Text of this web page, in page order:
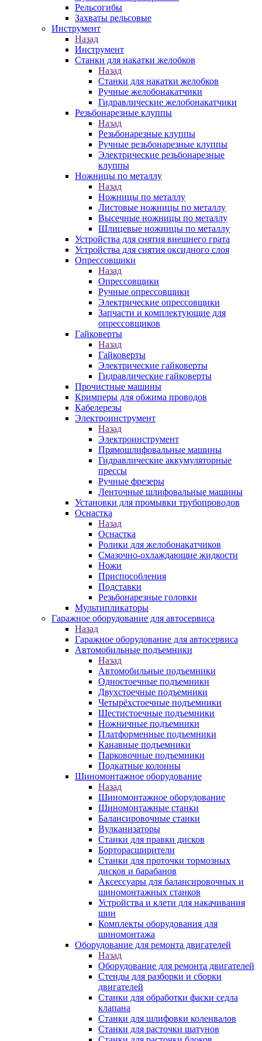
Рельсогибы
Захваты рельсовые
Инструмент
Назад
Инструмент
Станки для накатки желобков
Назад
Станки для накатки желобков
Ручные желобонакатчики
Гидравлические желобонакатчики
Резьбонарезные клуппы
Назад
Резьбонарезные клуппы
Ручные резьбонарезные клуппы
Электрические резьбонарезные
клуппы
Ножницы по металлу
Назад
Ножницы по металлу
Листовые ножницы по металлу
Высечные ножницы по металлу
Шлицевые ножницы по металлу
Устройства для снятия внешнего грата
Устройства для снятия оксидного слоя
Опрессовщики
Назад
Опрессовщики
Ручные опрессовщики
Электрические опрессовщики
Запчасти и комплектующие для
опрессовщиков
Гайковерты
Назад
Гайковерты
Электрические гайковерты
Гидравлические гайковерты
Прочистные машины
Кримперы для обжима проводов
Кабелерезы
Электроинструмент
Назад
Электроинструмент
Прямошлифовальные машины
Гидравлические аккумуляторные
прессы
Ручные фрезеры
Ленточные шлифовальные машины
Установки для промывки трубопроводов
Оснастка
Назад
Оснастка
Ролики для желобонакатчиков
Смазочно-охлаждающие жидкости
Ножи
Приспособления
Подставки
Резьбонарезные головки
Мультипликаторы
Гаражное оборудование для автосервиса
Назад
Гаражное оборудование для автосервиса
Автомобильные подъемники
Назад
Автомобильные подъемники
Одностоечные подъемники
Двухстоечные подъемники
Четырёхстоечные подъемники
Шестистоечные подъемники
Ножничные подъемники
Платформенные подъемники
Канавные подъемники
Парковочные подъемники
Подкатные колонны
Шиномонтажное оборудование
Назад
Шиномонтажное оборудование
Шиномонтажные станки
Балансировочные станки
Вулканизаторы
Станки для правки дисков
Борторасширители
Станки для проточки тормозных
дисков и барабанов
Аксессуары для балансировочных и
шиномонтажных станков
Устройства и клети для накачивания
шин
Комплекты оборудования для
шиномонтажа
Оборудование для ремонта двигателей
Назад
Оборудование для ремонта двигателей
Стенды для разборки и сборки
двигателей
Станки для обработки фаски седла
клапана
Станки для шлифовки коленвалов
Станки для расточки шатунов